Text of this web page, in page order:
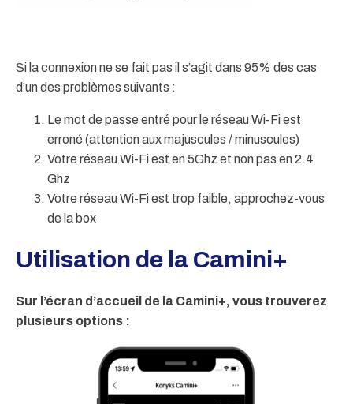
Si la connexion ne se fait pas il s’agit dans 95% des cas
d’un des problèmes suivants :
Le mot de passe entré pour le réseau Wi-Fi est
erroné (attention aux majuscules / minuscules)
Votre réseau Wi-Fi est en 5Ghz et non pas en 2.4
Ghz
Votre réseau Wi-Fi est trop faible, approchez-vous
de la box
Utilisation de la Camini+
Sur l’écran d’accueil de la Camini+, vous trouverez
plusieurs options :